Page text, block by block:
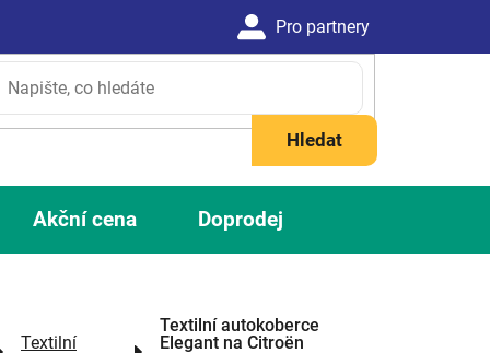
Hledat
Akční cena Doprodej
Textilní
Textilní autokoberce
Elegant na Citroën